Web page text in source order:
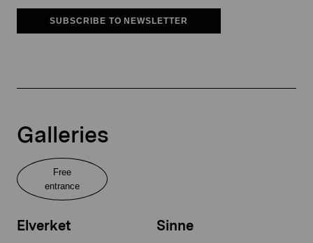
SUBSCRIBE TO NEWSLETTER
Galleries
Free
entrance
Elverket Sinne